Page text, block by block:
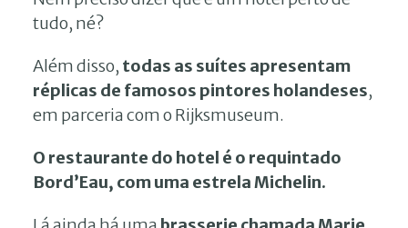
tudo, né?
Além disso, todas as suítes apresentam
réplicas de famosos pintores holandeses,
em parceria com o Rijksmuseum.
O restaurante do hotel é o requintado
Bord’Eau, com uma estrela Michelin.